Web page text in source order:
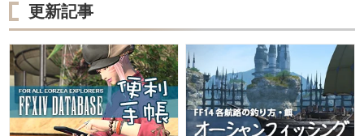
更新記事